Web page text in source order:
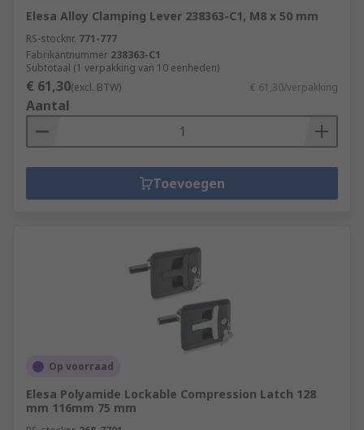
Elesa Alloy Clamping Lever 238363-C1, M8 x 50 mm
RS-stocknr. 771-777
Fabrikantnummer 238363-C1
Subtotaal (1 verpakking van 10 eenheden)
€ 61,30(excl. BTW) € 61,30/verpakking
Aantal
Toevoegen
Op voorraad
Elesa Polyamide Lockable Compression Latch 128
mm 116mm 75 mm